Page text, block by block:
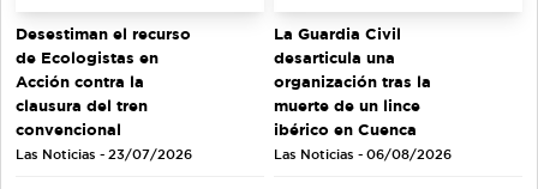
Desestiman el recurso
de Ecologistas en
Acción contra la
clausura del tren
convencional
Las Noticias - 23/07/2026
La Guardia Civil
desarticula una
organización tras la
muerte de un lince
ibérico en Cuenca
Las Noticias - 06/08/2026